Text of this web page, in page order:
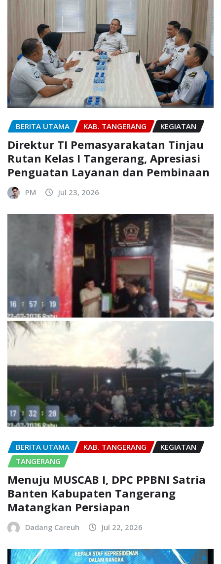
BERITA UTAMA KAB. TANGERANG KEGIATAN
Direktur TI Pemasyarakatan Tinjau
Rutan Kelas I Tangerang, Apresiasi
Penguatan Layanan dan Pembinaan
PM Jul 23, 2026
BERITA UTAMA KAB. TANGERANG
KEGIATAN
TANGERANG
Menuju MUSCAB I, DPC PPBNI Satria
Banten Kabupaten Tangerang
Matangkan Persiapan
Dadang Careuh Jul 22, 2026